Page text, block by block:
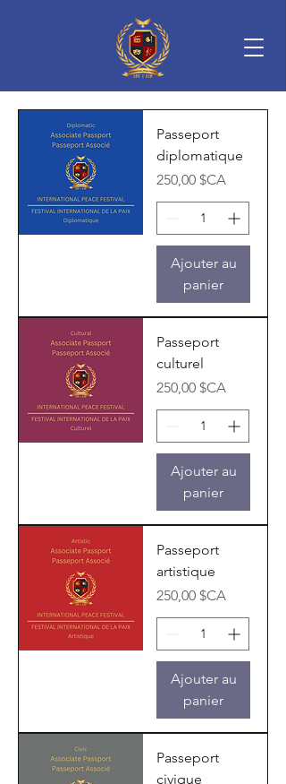
Passeport
diplomatique
Prix
250,00 $CA
Ajouter au
panier
Passeport
culturel
Prix
250,00 $CA
Ajouter au
panier
Passeport
artistique
Prix
250,00 $CA
Ajouter au
panier
Passeport
civique